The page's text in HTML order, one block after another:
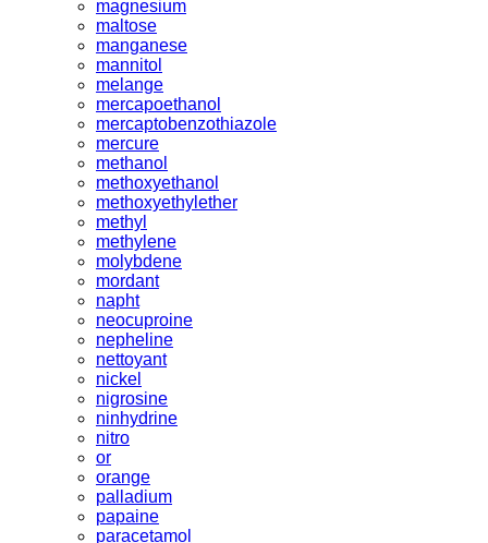
magnesium
maltose
manganese
mannitol
melange
mercapoethanol
mercaptobenzothiazole
mercure
methanol
methoxyethanol
methoxyethylether
methyl
methylene
molybdene
mordant
napht
neocuproine
nepheline
nettoyant
nickel
nigrosine
ninhydrine
nitro
or
orange
palladium
papaine
paracetamol